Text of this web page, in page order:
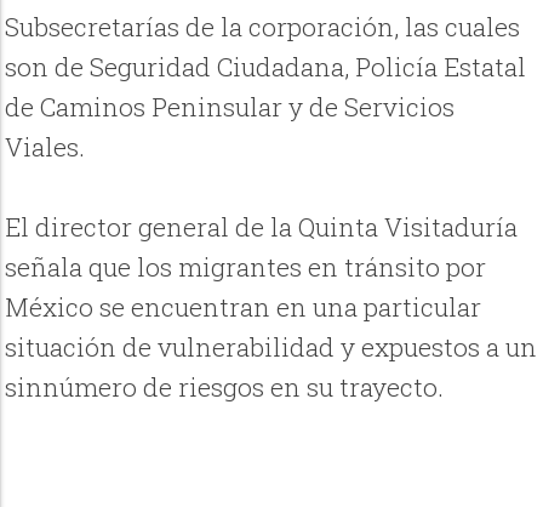
Subsecretarías de la corporación, las cuales
son de Seguridad Ciudadana, Policía Estatal
de Caminos Peninsular y de Servicios
Viales.
El director general de la Quinta Visitaduría
señala que los migrantes en tránsito por
México se encuentran en una particular
situación de vulnerabilidad y expuestos a un
sinnúmero de riesgos en su trayecto.